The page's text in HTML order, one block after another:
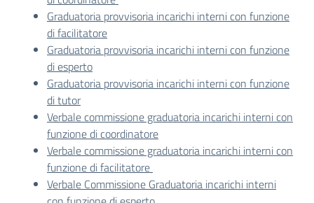
Graduatoria provvisoria incarichi interni con funzione
di facilitatore
Graduatoria provvisoria incarichi interni con funzione
di esperto
Graduatoria provvisoria incarichi interni con funzione
di tutor
Verbale commissione graduatoria incarichi interni con
funzione di coordinatore
Verbale commissione graduatoria incarichi interni con
funzione di facilitatore
Verbale Commissione Graduatoria incarichi interni